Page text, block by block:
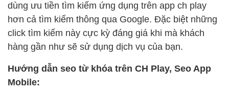
dùng ưu tiền tìm kiếm ứng dụng trên app ch play
hơn cả tìm kiếm thông qua Google. Đặc biệt những
click tìm kiếm này cực kỳ đáng giá khi mà khách
hàng gần như sẽ sử dụng dịch vụ của bạn.
Hướng dẫn seo từ khóa trên CH Play, Seo App
Mobile: